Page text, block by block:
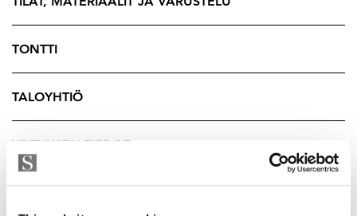
peiliovet ja syvät ikkunapenkit tekevät tästä asunnosta
todella viehättävän. Vanhan talon henki on edelleen
Asunto Oy Huvilakatu 25 sijaitsee alueella, jossa
historia kohtaa nykyaikaisen elämäntavan. Taloyhtiöstä
on pidetty hyvää huolta ja pidetään edelleen, jotta
yhtiön arvo säilyy vielä seuraavillekin sukupolville.
Yhtiössä valmistuu ikkunoiden peruskorjaus kesällä
TONTTI
TALOYHTIÖ
YRITYKSEN TIEDOT